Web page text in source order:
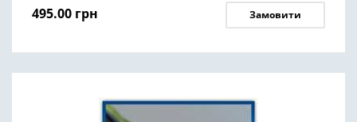
495.00 грн Замовити